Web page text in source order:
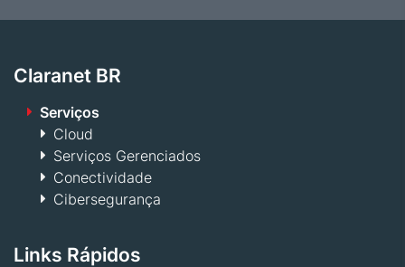
Claranet BR
Serviços
Cloud
Serviços Gerenciados
Conectividade
Cibersegurança
Links Rápidos